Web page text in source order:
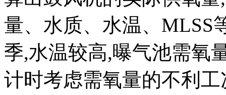
量、水质、水温、MLSS
季,水温较高,曝气池需氧
计时考虑需氧量的不利